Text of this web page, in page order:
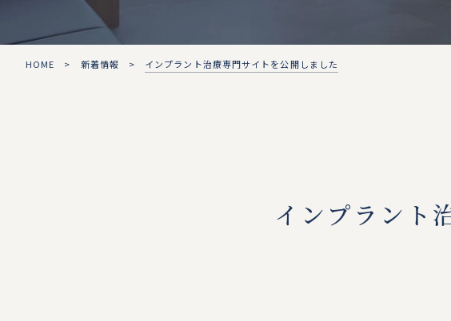
HOME > 新着情報 > インプラント治療専門サイトを公開しました
インプラント